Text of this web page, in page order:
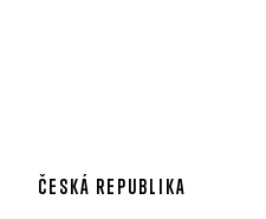
ČESKÁ REPUBLIKA